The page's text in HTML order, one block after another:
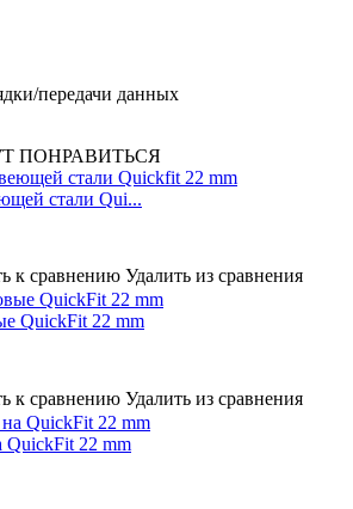
передачи данных
ПОНРАВИТЬСЯ
стали Qui...
к сравнению Удалить из сравнения
QuickFit 22 mm
к сравнению Удалить из сравнения
22 mm